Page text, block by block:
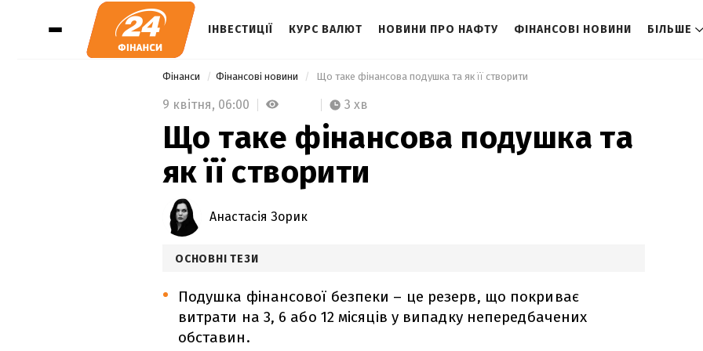
ІНВЕСТИЦІЇ КУРС ВАЛЮТ НОВИНИ ПРО НАФТУ ФІНАНСОВІ НОВИНИ БІЛЬШЕ
Фінанси Фінансові новини Що таке фінансова подушка та як її створити
9 квітня, 06:00 3 хв
Що таке фінансова подушка та
як її створити
Анастасія Зорик
ОСНОВНІ ТЕЗИ
Подушка фінансової безпеки – це резерв, що покриває
витрати на 3, 6 або 12 місяців у випадку непередбачених
обставин.